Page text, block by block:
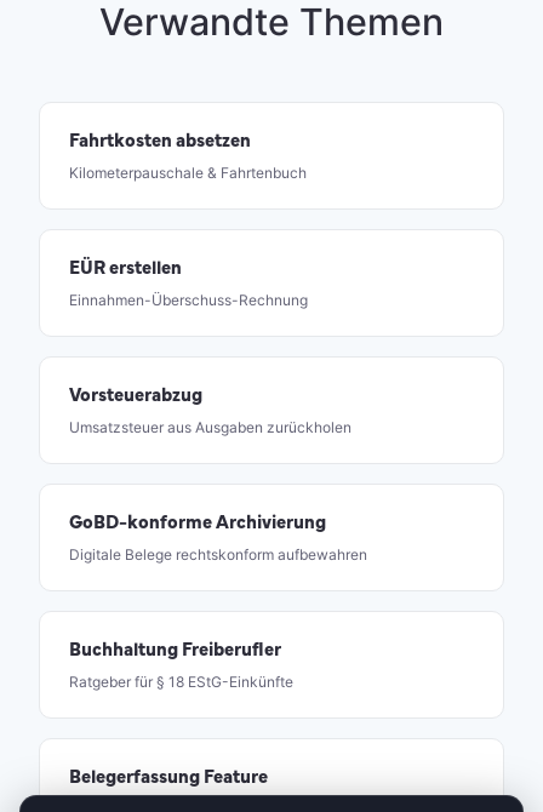
Verwandte Themen
Fahrtkosten absetzen
Kilometerpauschale & Fahrtenbuch
EÜR erstellen
Einnahmen-Überschuss-Rechnung
Vorsteuerabzug
Umsatzsteuer aus Ausgaben zurückholen
GoBD-konforme Archivierung
Digitale Belege rechtskonform aufbewahren
Buchhaltung Freiberufler
Ratgeber für § 18 EStG-Einkünfte
Belegerfassung Feature